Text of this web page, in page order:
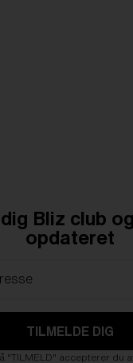
Bliz club
opdateret
TILMELDE DIG
"TILMELD" accepterer du